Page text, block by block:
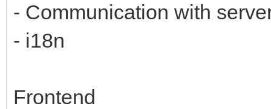
- Communication with
- i18n
Frontend